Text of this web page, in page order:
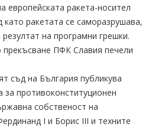
европейската ракета-носител
като ракетата се саморазрушава,
на програмни грешки.
прекъсване ПФК Славия печели
съд на България публикува
противоконституционен
собственост на
I и Борис III и техните